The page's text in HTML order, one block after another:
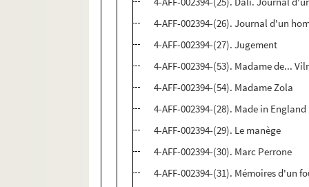
4-AFF-002394-(26). Journal d'un
4-AFF-002394-(27). Jugement
4-AFF-002394-(53). Madame de...
4-AFF-002394-(54). Madame Zola
4-AFF-002394-(28). Made in England
4-AFF-002394-(29). Le manège
4-AFF-002394-(30). Marc Perrone
4-AFF-002394-(31). Mémoires d'un